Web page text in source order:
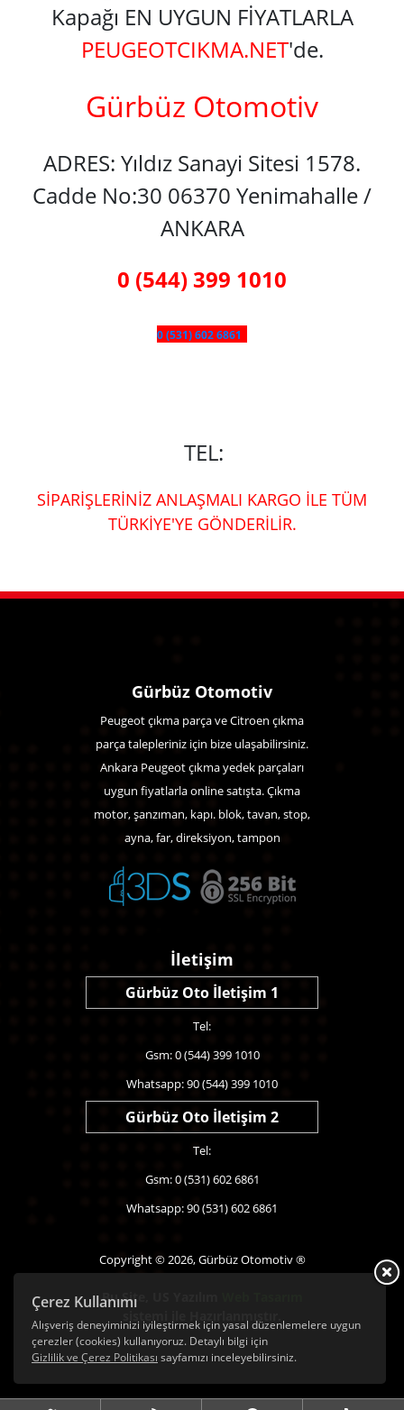
Kapağı EN UYGUN FİYATLARLA
PEUGEOTCIKMA.NET'de.
Gürbüz Otomotiv
ADRES: Yıldız Sanayi Sitesi 1578.
Cadde No:30 06370 Yenimahalle /
ANKARA
0 (544) 399 1010
0 (531) 602 6861
TEL:
SİPARİŞLERİNİZ ANLAŞMALI KARGO İLE TÜM
TÜRKİYE'YE GÖNDERİLİR.
Çerez Kullanımı
Alışveriş deneyiminizi iyileştirmek için yasal düzenlemelere uygun
çerezler (cookies) kullanıyoruz. Detaylı bilgi için
Gizlilik ve Çerez Politikası sayfamızı inceleyebilirsiniz.
Gürbüz Otomotiv
Peugeot çıkma parça ve Citroen çıkma
parça talepleriniz için bize ulaşabilirsiniz.
Ankara Peugeot çıkma yedek parçaları
uygun fiyatlarla online satışta. Çıkma
motor, şanzıman, kapı. blok, tavan, stop,
ayna, far, direksiyon, tampon
İletişim
Gürbüz Oto İletişim 1
Tel:
Gsm: 0 (544) 399 1010
Whatsapp: 90 (544) 399 1010
Gürbüz Oto İletişim 2
Tel:
Gsm: 0 (531) 602 6861
Whatsapp: 90 (531) 602 6861
Copyright © 2026, Gürbüz Otomotiv ®
Bu Site,